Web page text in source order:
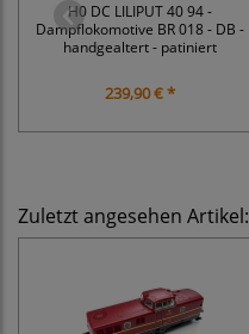
H0 DC LILIPUT 40 94 -
Dampflokomotive BR 018 - DB -
handgealtert - patiniert
239,90 € *
Zuletzt angesehen Artikel: